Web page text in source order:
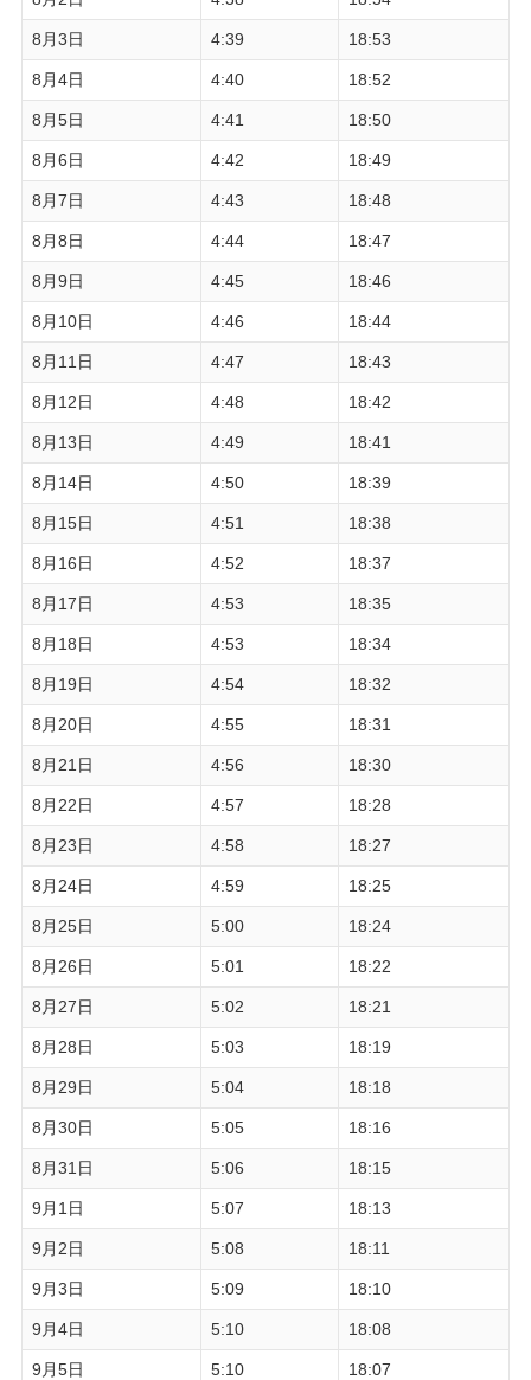
8月3日 4:39 18:53
8月4日 4:40 18:52
8月5日 4:41 18:50
8月6日 4:42 18:49
8月7日 4:43 18:48
8月8日 4:44 18:47
8月9日 4:45 18:46
8月10日 4:46 18:44
8月11日 4:47 18:43
8月12日 4:48 18:42
8月13日 4:49 18:41
8月14日 4:50 18:39
8月15日 4:51 18:38
8月16日 4:52 18:37
8月17日 4:53 18:35
8月18日 4:53 18:34
8月19日 4:54 18:32
8月20日 4:55 18:31
8月21日 4:56 18:30
8月22日 4:57 18:28
8月23日 4:58 18:27
8月24日 4:59 18:25
8月25日 5:00 18:24
8月26日 5:01 18:22
8月27日 5:02 18:21
8月28日 5:03 18:19
8月29日 5:04 18:18
8月30日 5:05 18:16
8月31日 5:06 18:15
9月1日 5:07 18:13
9月2日 5:08 18:11
9月3日 5:09 18:10
9月4日 5:10 18:08
9月5日 5:10 18:07